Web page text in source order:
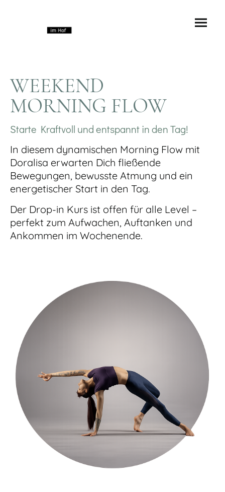
WEEKEND
MORNING FLOW
Starte Kraftvoll und entspannt in den Tag!
In diesem dynamischen Morning Flow mit
Doralisa erwarten Dich fließende
Bewegungen, bewusste Atmung und ein
energetischer Start in den Tag.
Der Drop-in Kurs ist offen für alle Level –
perfekt zum Aufwachen, Auftanken und
Ankommen im Wochenende.